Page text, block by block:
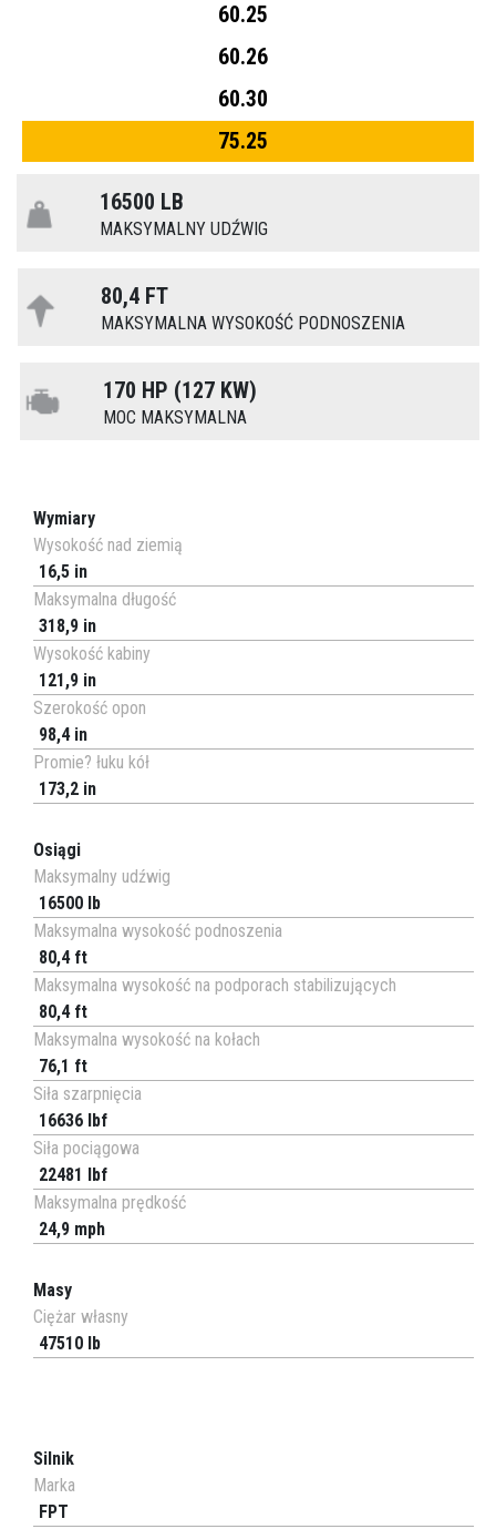
60.25
60.26
60.30
75.25
16500 LB
MAKSYMALNY UDŹWIG
80,4 FT
MAKSYMALNA WYSOKOŚĆ PODNOSZENIA
170 HP (127 KW)
MOC MAKSYMALNA
Wymiary
Wysokość nad ziemią
16,5 in
Maksymalna długość
318,9 in
Wysokość kabiny
121,9 in
Szerokość opon
98,4 in
Promie? łuku kół
173,2 in
Osiągi
Maksymalny udźwig
16500 lb
Maksymalna wysokość podnoszenia
80,4 ft
Maksymalna wysokość na podporach stabilizujących
80,4 ft
Maksymalna wysokość na kołach
76,1 ft
Siła szarpnięcia
16636 lbf
Siła pociągowa
22481 lbf
Maksymalna prędkość
24,9 mph
Masy
Ciężar własny
47510 lb
Silnik
Marka
FPT